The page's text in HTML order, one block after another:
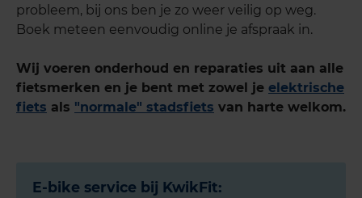
probleem, bij ons ben je zo weer veilig op weg.
Boek meteen eenvoudig online je afspraak in.
Wij voeren onderhoud en reparaties uit aan alle
fietsmerken en je bent met zowel je elektrische
fiets als "normale" stadsfiets van harte welkom.
E-bike service bij KwikFit: